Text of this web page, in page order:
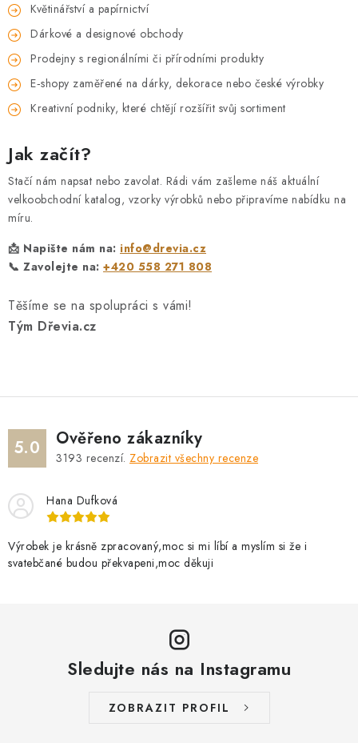
Květinářství a papírnictví
Dárkové a designové obchody
Prodejny s regionálními či přírodními produkty
E‑shopy zaměřené na dárky, dekorace nebo české výrobky
Kreativní podniky, které chtějí rozšířit svůj sortiment
Jak začít?
Stačí nám napsat nebo zavolat. Rádi vám zašleme náš aktuální
velkoobchodní katalog, vzorky výrobků nebo připravíme nabídku na
míru.
📩 Napište nám na: info@drevia.cz
📞 Zavolejte na: +420 558 271 808
Těšíme se na spolupráci s vámi!
Tým Dřevia.cz
5.0 Ověřeno zákazníky
3193 recenzí. Zobrazit všechny recenze
Hana Dufková
Výrobek je krásně zpracovaný,moc si mi líbí a myslím si že i
svatebčané budou překvapeni,moc děkuji
Sledujte nás na Instagramu
ZOBRAZIT PROFIL